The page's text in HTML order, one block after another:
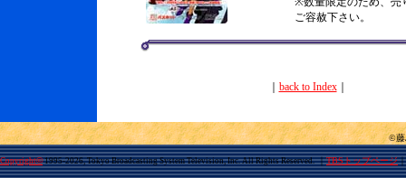
ご容赦下さい。
back to Index｜
©藤
Copyright© 1995-2026, Tokyo Broadcasting System Television, Inc. All Rights Reserved. ｜TBSトップページ｜